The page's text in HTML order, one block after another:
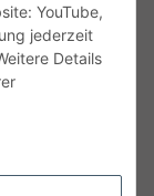
YouTube,
jederzeit
Details